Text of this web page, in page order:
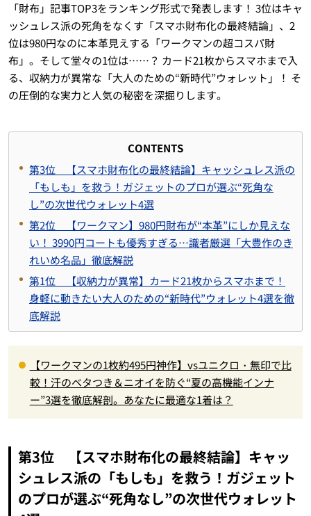
「財布」記事TOP3をランキング形式で発表します！ 3位はキャ
ッシュレス派の死角をなくす「スマホ財布化の最終結論」、2
位は980円なのに本革見えする「ワークマンの超コスパ財
布」。そして堂々の1位は……？ カード21枚からスマホまで入
る、収納力が異常な「大人のための“新時代”ウォレット」！ そ
の圧倒的な実力と人気の秘密を深掘りします。
CONTENTS
第3位 【スマホ財布化の最終結論】キャッシュレス派の
「もしも」を救う！ガジェットのプロが選ぶ“死角な
し”の次世代ウォレット4選
第2位 【ワークマン】980円財布が“本革”にしか見えな
い！ 3990円コートも優秀すぎる…識者厳選「大豊作のき
れいめ名品」徹底解説
第1位 【収納力が異常】カード21枚からスマホまで！
身軽に動きたい大人のための“新時代”ウォレット4選を徹
底解説
【ワークマンの1枚約495円神作】vsユニクロ・無印で比
較！汗のベタつき＆ニオイを防ぐ“夏の高機能インナ
ー”3選を徹底解剖。あなたに最適な1着は？
第3位 【スマホ財布化の最終結論】キャッ
シュレス派の「もしも」を救う！ガジェット
のプロが選ぶ“死角なし”の次世代ウォレット